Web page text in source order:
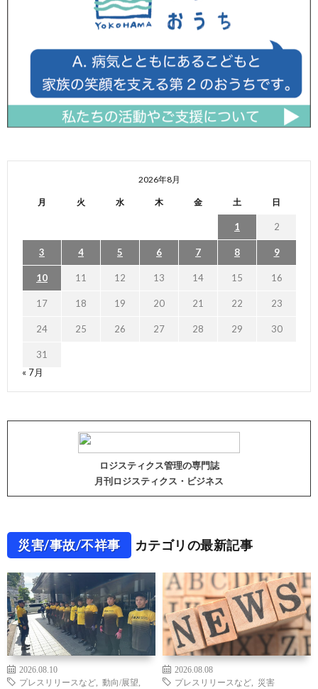
2026年8月
月 火 水 木 金 土 日
1 2
3 4 5 6 7 8 9
10 11 12 13 14 15 16
17 18 19 20 21 22 23
24 25 26 27 28 29 30
31
« 7月
ロジスティクス管理の専門誌
月刊ロジスティクス・ビジネス
災害/事故/不祥事 カテゴリの最新記事
2026.08.10
プレスリリースなど
動向/展望
2026.08.08
プレスリリースなど
災害